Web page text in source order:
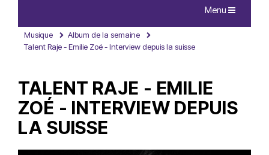
Navigation
Menu
Musique
Album de la semaine
Talent Raje - Emilie Zoé - Interview depuis la suisse
TALENT RAJE - EMILIE
ZOÉ - INTERVIEW DEPUIS
LA SUISSE